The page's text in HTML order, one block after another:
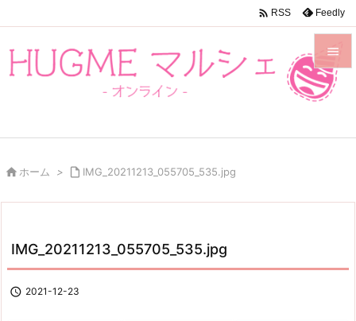


メニュ
前へ

 RSS Feedly
 ホーム >  IMG_20211213_055705_535.jpg
IMG_20211213_055705_535.jpg
 2021-12-23